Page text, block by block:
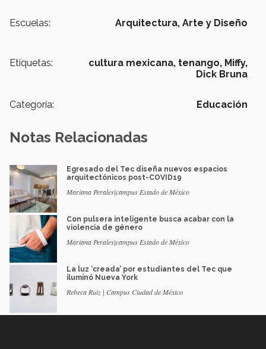
Escuelas: Arquitectura, Arte y Diseño
Etiquetas: cultura mexicana, tenango, Miffy,
Dick Bruna
Categoría: Educación
Notas Relacionadas
Egresado del Tec diseña nuevos espacios
arquitectónicos post-COVID19
Mariana Perales|campus Estado de México
Con pulsera inteligente busca acabar con la
violencia de género
Mariana Perales|campus Estado de México
La luz ‘creada’ por estudiantes del Tec que
iluminó Nueva York
Rebeca Ruiz | Campus Ciudad de México